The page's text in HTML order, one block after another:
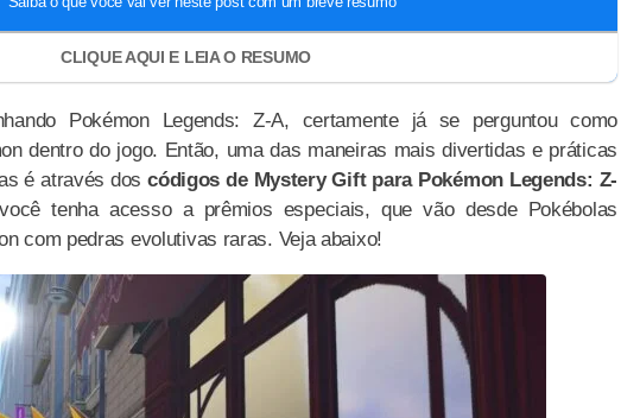
Pokémon Legends: Z-A, certamente já se perguntou como
dentro do jogo. Então, uma das maneiras mais divertidas e práticas
é através doscódigos de Mystery Gift para Pokémon Legends: Z-
tenha acesso a prêmios especiais, que vão desde Pokébolas
com pedras evolutivas raras. Veja abaixo!